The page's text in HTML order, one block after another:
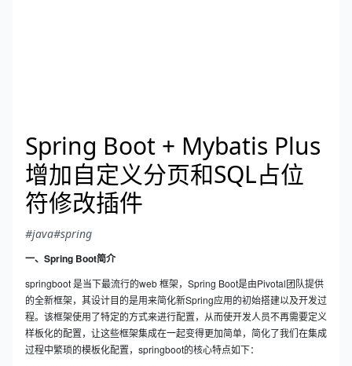
Spring Boot + Mybatis Plus
增加自定义分页和SQL占位
符修改插件
#java#spring
一、Spring Boot简介
springboot 是当下最流行的web 框架，Spring Boot是由Pivotal团队提供
的全新框架，其设计目的是用来简化新Spring应用的初始搭建以及开发过
程。该框架使用了特定的方式来进行配置，从而使开发人员不再需要定义
样板化的配置，让这些框架集成在一起变得更加简单，简化了我们在集成
过程中繁琐的模板化配置，springboot的核心特点如下：